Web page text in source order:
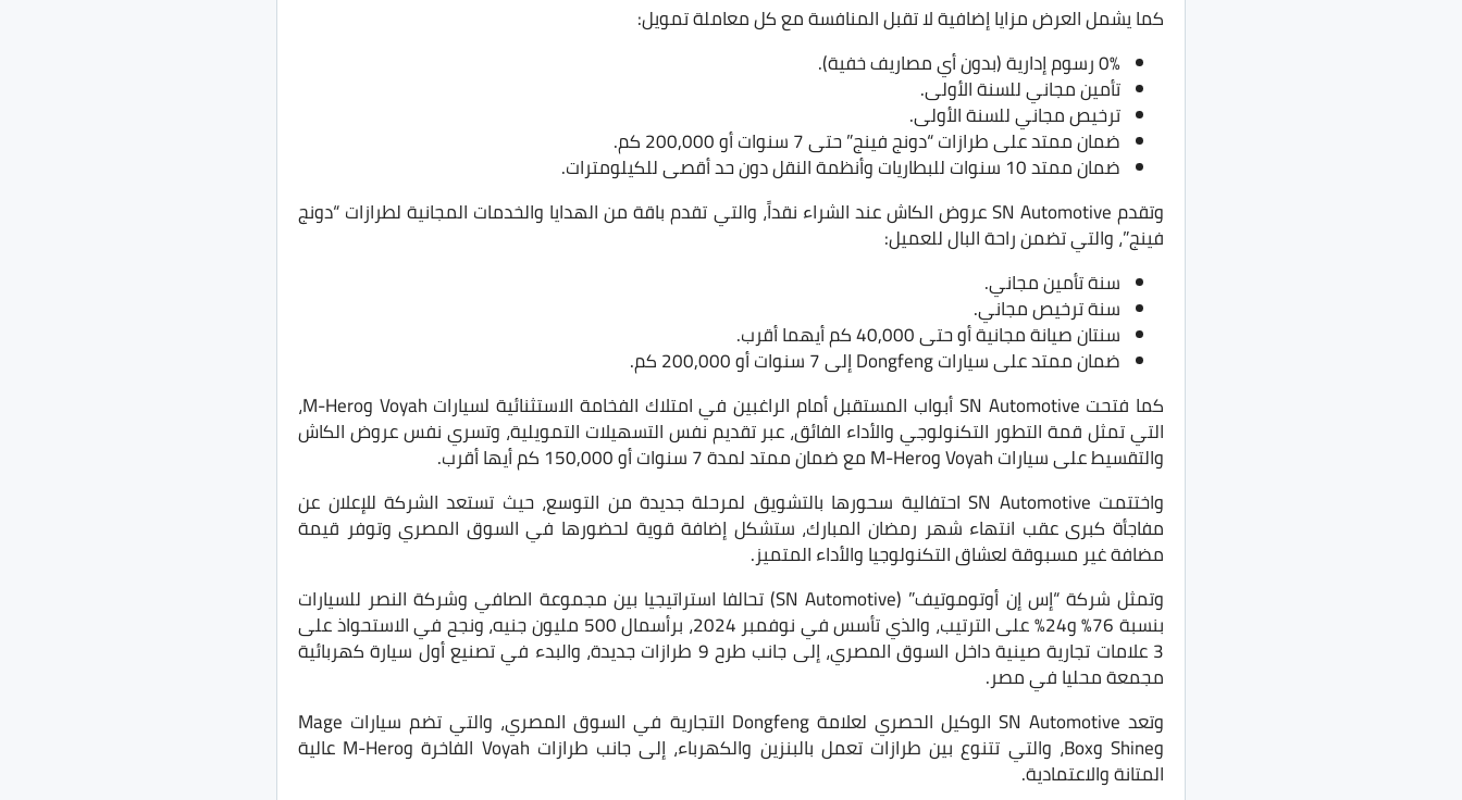
كما يشمل العرض مزايا إضافية لا تقبل المنافسة مع كل معاملة تمويل:
0% رسوم إدارية (بدون أي مصاريف خفية).
تأمين مجاني للسنة الأولى.
ترخيص مجاني للسنة الأولى.
ضمان ممتد على طرازات “دونج فينج” حتى 7 سنوات أو 200,000 كم.
ضمان ممتد 10 سنوات للبطاريات وأنظمة النقل دون حد أقصى للكيلومترات.
وتقدم SN Automotive عروض الكاش عند الشراء نقداً، والتي تقدم باقة من الهدايا والخدمات المجانية لطرازات “دونج
فينج”، والتي تضمن راحة البال للعميل:
سنة تأمين مجاني.
سنة ترخيص مجاني.
سنتان صيانة مجانية أو حتى 40,000 كم أيهما أقرب.
ضمان ممتد على سيارات Dongfeng إلى 7 سنوات أو 200,000 كم.
كما فتحت SN Automotive أبواب المستقبل أمام الراغبين في امتلاك الفخامة الاستثنائية لسيارات Voyah وM-Hero،
التي تمثل قمة التطور التكنولوجي والأداء الفائق، عبر تقديم نفس التسهيلات التمويلية، وتسري نفس عروض الكاش
والتقسيط على سيارات Voyah وM-Hero مع ضمان ممتد لمدة 7 سنوات أو 150,000 كم أيها أقرب.
واختتمت SN Automotive احتفالية سحورها بالتشويق لمرحلة جديدة من التوسع، حيث تستعد الشركة للإعلان عن
مفاجأة كبرى عقب انتهاء شهر رمضان المبارك، ستشكل إضافة قوية لحضورها في السوق المصري وتوفر قيمة
مضافة غير مسبوقة لعشاق التكنولوجيا والأداء المتميز.
وتمثل شركة “إس إن أوتوموتيف” (SN Automotive) تحالفا استراتيجيا بين مجموعة الصافي وشركة النصر للسيارات
بنسبة 76% و24% على الترتيب، والذي تأسس في نوفمبر 2024، برأسمال 500 مليون جنيه، ونجح في الاستحواذ على
3 علامات تجارية صينية داخل السوق المصري، إلى جانب طرح 9 طرازات جديدة، والبدء في تصنيع أول سيارة كهربائية
مجمعة محليا في مصر.
وتعد SN Automotive الوكيل الحصري لعلامة Dongfeng التجارية في السوق المصري، والتي تضم سيارات Mage
وShine وBox، والتي تتنوع بين طرازات تعمل بالبنزين والكهرباء، إلى جانب طرازات Voyah الفاخرة وM-Hero عالية
المتانة والاعتمادية.